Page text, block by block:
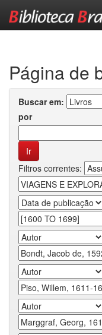
Página de
Buscar em:
por
Filtros correntes: